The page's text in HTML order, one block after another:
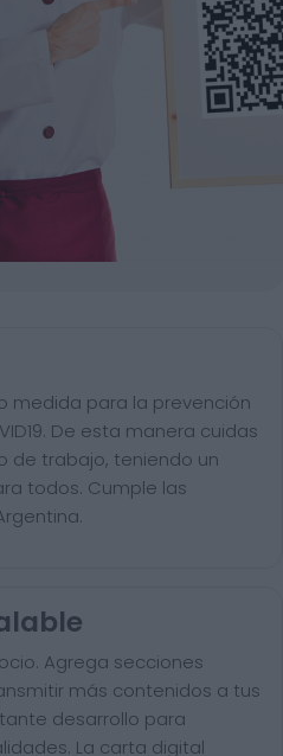
medida para la prevención
De esta manera cuidas
de trabajo, teniendo un
todos. Cumple las
Agrega secciones
más contenidos a tus
desarrollo para
La carta digital